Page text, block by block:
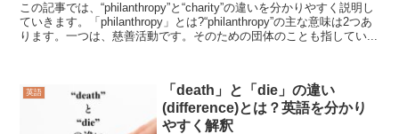
この記事では、“philanthropy”と“charity”の違いを分かりやすく説明し
ていきます。「philanthropy」とは?“philanthropy”の主な意味は2つあ
ります。一つは、慈善活動です。そのための団体のことも指してい...
英語
「death」と「die」の違い
(difference)とは？英語を分かり
やすく解釈